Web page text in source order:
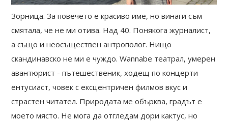
Зорница. За повечето е красиво име, но винаги съм
смятала, че не ми отива. Над 40. Понякога журналист,
а също и неосъществен антрополог. Нищо
скандинавско не ми е чуждо. Wannabe театрал, умерен
авантюрист - пътешественик, ходещ по концерти
ентусиаст, човек с ексцентричен филмов вкус и
страстен читател. Природата ме обърква, градът е
моето място. Не мога да отгледам дори кактус, но